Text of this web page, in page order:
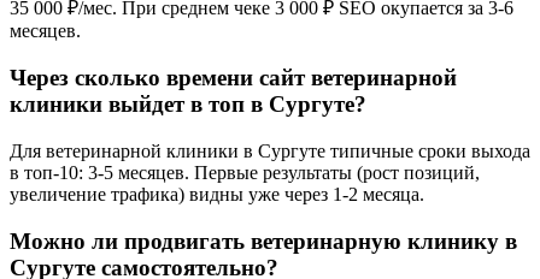
35 000 ₽/мес. При среднем чеке 3 000 ₽ SEO окупается за 3-6
месяцев.
Через сколько времени сайт ветеринарной
клиники выйдет в топ в Сургуте?
Для ветеринарной клиники в Сургуте типичные сроки выхода
в топ-10: 3-5 месяцев. Первые результаты (рост позиций,
увеличение трафика) видны уже через 1-2 месяца.
Можно ли продвигать ветеринарную клинику в
Сургуте самостоятельно?